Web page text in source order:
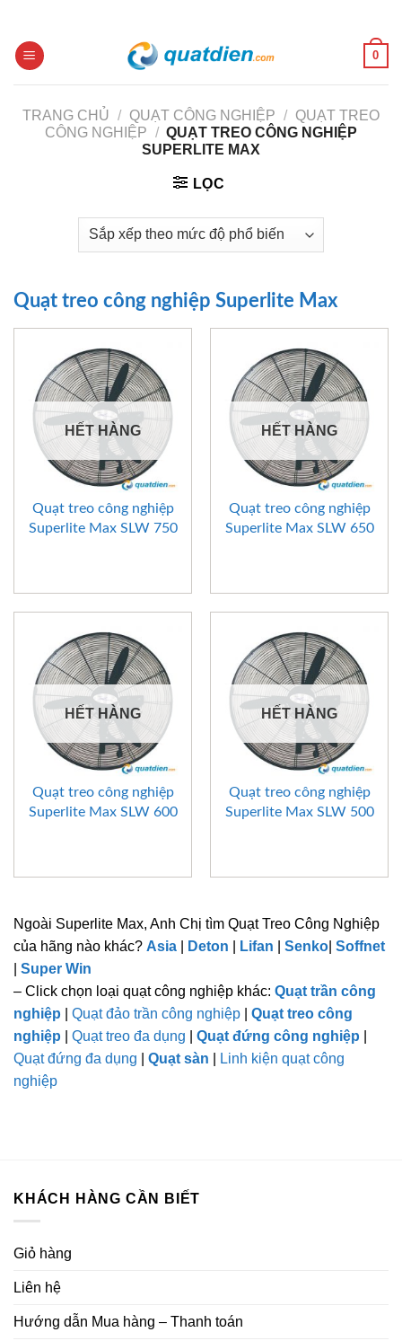
content
0
TRANG CHỦ / QUẠT CÔNG NGHIỆP /
QUẠT TREO
CÔNG NGHIỆP / QUẠT TREO CÔNG NGHIỆP
SUPERLITE MAX
LỌC
Quạt treo công nghiệp Superlite Max
HẾT HÀNG
Quạt treo công nghiệp
Superlite Max SLW 750
HẾT HÀNG
Quạt treo công nghiệp
Superlite Max SLW 650
HẾT HÀNG
Quạt treo công nghiệp
Superlite Max SLW 600
HẾT HÀNG
Quạt treo công nghiệp
Superlite Max SLW 500
Ngoài Superlite Max, Anh Chị tìm Quạt Treo Công Nghiệp
của hãng nào khác? Asia Deton Lifan Senko Soffnet
Super Win
– Click chọn loại quạt công nghiệp khác: Quạt trần công
nghiệp
Quạt đảo trần công nghiệp
Quạt treo công
nghiệp
Quạt treo đa dụng Quạt đứng công nghiệp
Quạt đứng đa dụng
Quạt sàn
Linh kiện quạt công
nghiệp
KHÁCH HÀNG CẦN BIẾT
Giỏ hàng
Liên hệ
Hướng dẫn Mua hàng – Thanh toán